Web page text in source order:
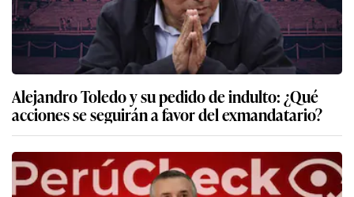
Alejandro Toledo y su pedido de indulto: ¿Qué
acciones se seguirán a favor del exmandatario?